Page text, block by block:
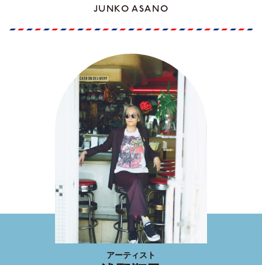
JUNKO ASANO
アーティスト